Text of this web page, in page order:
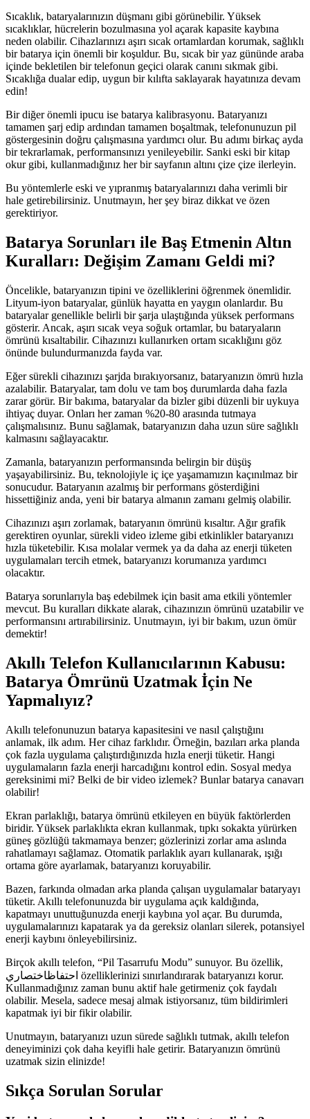
Sıcaklık, bataryalarınızın düşmanı gibi görünebilir. Yüksek
sıcaklıklar, hücrelerin bozulmasına yol açarak kapasite kaybına
neden olabilir. Cihazlarınızı aşırı sıcak ortamlardan korumak, sağlıklı
bir batarya için önemli bir koşuldur. Bu, sıcak bir yaz gününde araba
içinde bekletilen bir telefonun geçici olarak canını sıkmak gibi.
Sıcaklığa dualar edip, uygun bir kılıfta saklayarak hayatınıza devam
edin!
Bir diğer önemli ipucu ise batarya kalibrasyonu. Bataryanızı
tamamen şarj edip ardından tamamen boşaltmak, telefonunuzun pil
göstergesinin doğru çalışmasına yardımcı olur. Bu adımı birkaç ayda
bir tekrarlamak, performansınızı yenileyebilir. Sanki eski bir kitap
okur gibi, kullanmadığınız her bir sayfanın altını çize çize ilerleyin.
Bu yöntemlerle eski ve yıpranmış bataryalarınızı daha verimli bir
hale getirebilirsiniz. Unutmayın, her şey biraz dikkat ve özen
gerektiriyor.
Batarya Sorunları ile Baş Etmenin Altın
Kuralları: Değişim Zamanı Geldi mi?
Öncelikle, bataryanızın tipini ve özelliklerini öğrenmek önemlidir.
Lityum-iyon bataryalar, günlük hayatta en yaygın olanlardır. Bu
bataryalar genellikle belirli bir şarja ulaştığında yüksek performans
gösterir. Ancak, aşırı sıcak veya soğuk ortamlar, bu bataryaların
ömrünü kısaltabilir. Cihazınızı kullanırken ortam sıcaklığını göz
önünde bulundurmanızda fayda var.
Eğer sürekli cihazınızı şarjda bırakıyorsanız, bataryanızın ömrü hızla
azalabilir. Bataryalar, tam dolu ve tam boş durumlarda daha fazla
zarar görür. Bir bakıma, bataryalar da bizler gibi düzenli bir uykuya
ihtiyaç duyar. Onları her zaman %20-80 arasında tutmaya
çalışmalısınız. Bunu sağlamak, bataryanızın daha uzun süre sağlıklı
kalmasını sağlayacaktır.
Zamanla, bataryanızın performansında belirgin bir düşüş
yaşayabilirsiniz. Bu, teknolojiyle iç içe yaşamamızın kaçınılmaz bir
sonucudur. Bataryanın azalmış bir performans gösterdiğini
hissettiğiniz anda, yeni bir batarya almanın zamanı gelmiş olabilir.
Cihazınızı aşırı zorlamak, bataryanın ömrünü kısaltır. Ağır grafik
gerektiren oyunlar, sürekli video izleme gibi etkinlikler bataryanızı
hızla tüketebilir. Kısa molalar vermek ya da daha az enerji tüketen
uygulamaları tercih etmek, bataryanızı korumanıza yardımcı
olacaktır.
Batarya sorunlarıyla baş edebilmek için basit ama etkili yöntemler
mevcut. Bu kuralları dikkate alarak, cihazınızın ömrünü uzatabilir ve
performansını artırabilirsiniz. Unutmayın, iyi bir bakım, uzun ömür
demektir!
Akıllı Telefon Kullanıcılarının Kabusu:
Batarya Ömrünü Uzatmak İçin Ne
Yapmalıyız?
Akıllı telefonunuzun batarya kapasitesini ve nasıl çalıştığını
anlamak, ilk adım. Her cihaz farklıdır. Örneğin, bazıları arka planda
çok fazla uygulama çalıştırdığınızda hızla enerji tüketir. Hangi
uygulamaların fazla enerji harcadığını kontrol edin. Sosyal medya
gereksinimi mi? Belki de bir video izlemek? Bunlar batarya canavarı
olabilir!
Ekran parlaklığı, batarya ömrünü etkileyen en büyük faktörlerden
biridir. Yüksek parlaklıkta ekran kullanmak, tıpkı sokakta yürürken
güneş gözlüğü takmamaya benzer; gözlerinizi zorlar ama aslında
rahatlamayı sağlamaz. Otomatik parlaklık ayarı kullanarak, ışığı
ortama göre ayarlamak, bataryanızı koruyabilir.
Bazen, farkında olmadan arka planda çalışan uygulamalar bataryayı
tüketir. Akıllı telefonunuzda bir uygulama açık kaldığında,
kapatmayı unuttuğunuzda enerji kaybına yol açar. Bu durumda,
uygulamalarınızı kapatarak ya da gereksiz olanları silerek, potansiyel
enerji kaybını önleyebilirsiniz.
Birçok akıllı telefon, “Pil Tasarrufu Modu” sunuyor. Bu özellik,
احتفاظاختصاري özelliklerinizi sınırlandırarak bataryanızı korur.
Kullanmadığınız zaman bunu aktif hale getirmeniz çok faydalı
olabilir. Mesela, sadece mesaj almak istiyorsanız, tüm bildirimleri
kapatmak iyi bir fikir olabilir.
Unutmayın, bataryanızı uzun sürede sağlıklı tutmak, akıllı telefon
deneyiminizi çok daha keyifli hale getirir. Bataryanızın ömrünü
uzatmak sizin elinizde!
Sıkça Sorulan Sorular